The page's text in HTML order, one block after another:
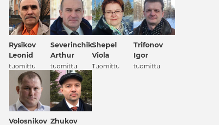
Rysikov
Leonid
tuomittu
Severinchik
Arthur
tuomittu
Shepel
Viola
Tuomittu
Trifonov
Igor
tuomittu
Volosnikov Zhukov